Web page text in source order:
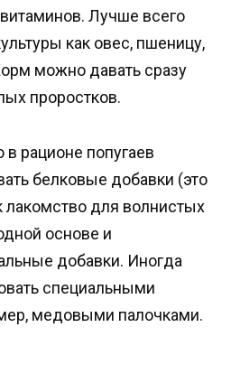
Лучше всего
как овес, пшеницу,
можно давать сразу
проростков.
рационе попугаев
белковые добавки (это
лакомство для волнистых
основе и
добавки. Иногда
специальными
медовыми палочками.